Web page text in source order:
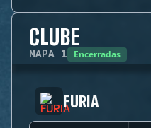
CLUBE
MAPA 1 Encerradas
FURIA